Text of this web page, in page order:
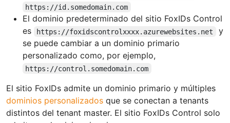
https://id.somedomain.com
El dominio predeterminado del sitio FoxIDs Control
es
https://foxidscontrolxxxx.azurewebsites.net
y
se puede cambiar a un dominio primario
personalizado como, por ejemplo,
https://control.somedomain.com
El sitio FoxIDs admite un dominio primario y múltiples
dominios personalizados que se conectan a tenants
distintos del tenant master. El sitio FoxIDs Control solo